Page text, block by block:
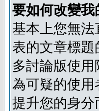
要如何改變我
基本上您無
表的文章標
多討論版使
為可疑的使
提升您的身